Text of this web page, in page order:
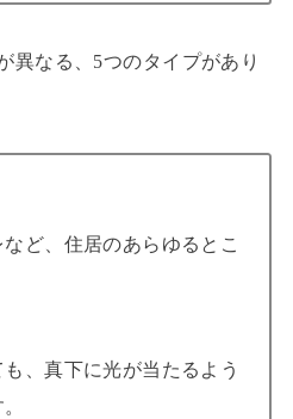
異なる、5つのタイプがあり
ど、住居のあらゆるとこ
、真下に光が当たるよう